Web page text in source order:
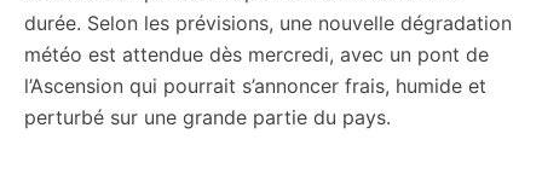
durée. Selon les prévisions, une nouvelle dégradation
météo est attendue dès mercredi, avec un pont de
l’Ascension qui pourrait s’annoncer frais, humide et
perturbé sur une grande partie du pays.